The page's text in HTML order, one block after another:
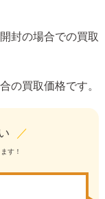
封の場合での買取
の買取価格です。
／
す！